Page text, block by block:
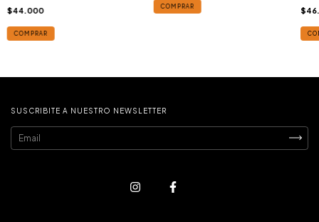
$44.000
COMPRAR
COMPRAR
SUSCRIBITE A NUESTRO NEWSLETTER